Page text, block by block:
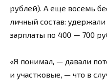
рублей). А еще восемь
личный состав:
зарплаты по 400 — 700
«Я понимал, — давали
и участковые, — что в